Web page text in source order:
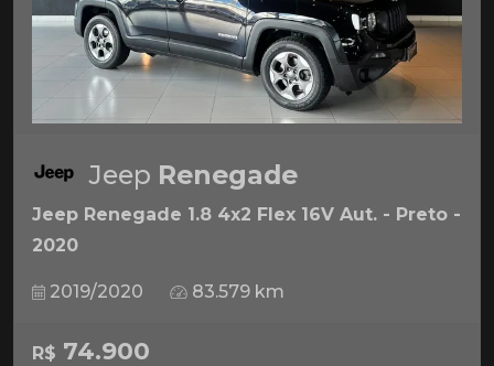
Jeep Renegade
Jeep Renegade 1.8 4x2 Flex 16V Aut. - Preto -
2020
2019/2020 83.579 km
R$ 74.900